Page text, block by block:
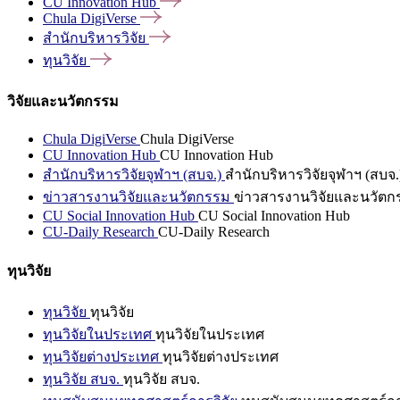
Chula DigiVerse
สำนักบริหารวิจัย
ทุนวิจัย
วิจัยและนวัตกรรม
Chula DigiVerse Chula DigiVerse
CU Innovation Hub CU Innovation Hub
สำนักบริหารวิจัยจุฬาฯ (สบจ.) สำนักบริหารวิจัยจุฬาฯ (สบจ
ข่าวสารงานวิจัยและนวัตกรรม ข่าวสารงานวิจัยและนวัตก
CU Social Innovation Hub CU Social Innovation Hub
CU-Daily Research CU-Daily Research
ทุนวิจัย
ทุนวิจัย ทุนวิจัย
ทุนวิจัยในประเทศ ทุนวิจัยในประเทศ
ทุนวิจัยต่างประเทศ ทุนวิจัยต่างประเทศ
ทุนวิจัย สบจ. ทุนวิจัย สบจ.